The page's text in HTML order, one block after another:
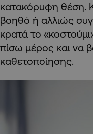
κατακόρυφη θέση.
βοηθό ή αλλιώς
κρατά το
πίσω μέρος και να
καθετοποίησης.